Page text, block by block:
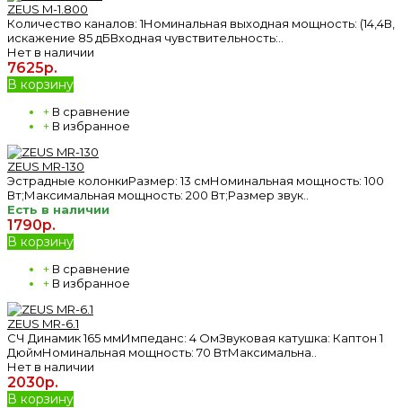
ZEUS M-1.800
Количество каналов: 1Номинальная выходная мощность: (14,4В,
искажение 85 дБВходная чувствительность:..
Нет в наличии
7625р.
В корзину
+ В сравнение
+ В избранное
ZEUS MR-130
Эстрадные колонкиРазмер: 13 смНоминальная мощность: 100
Вт;Максимальная мощность: 200 Вт;Размер звук..
Есть в наличии
1790р.
В корзину
+ В сравнение
+ В избранное
ZEUS MR-6.1
СЧ Динамик 165 ммИмпеданс: 4 ОмЗвуковая катушка: Каптон 1
ДюймНоминальная мощность: 70 ВтМаксимальна..
Нет в наличии
2030р.
В корзину